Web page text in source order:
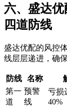
六、盛达
四道防线
盛达优配的风控
线层层递进，确
防线 名称
第一
道
预警
线
亏损
40%